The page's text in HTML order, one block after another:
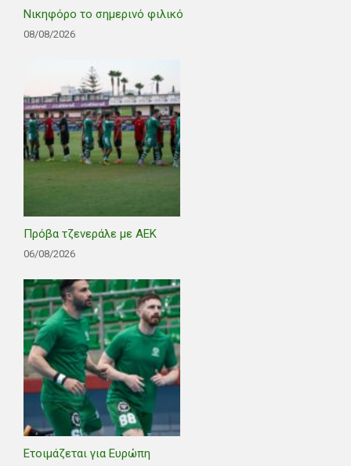
Νικηφόρο το σημερινό φιλικό
08/08/2026
Πρόβα τζενεράλε με ΑΕΚ
06/08/2026
Ετοιμάζεται για Ευρώπη